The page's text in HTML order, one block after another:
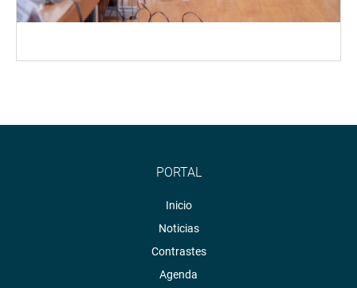
PORTAL
Inicio
Noticias
Contrastes
Agenda